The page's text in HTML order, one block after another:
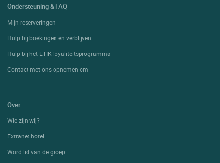
Ondersteuning & FAQ
Mijn reserveringen
Hulp bij boekingen en verblijven
Hulp bij het ETIK loyaliteitsprogramma
Contact met ons opnemen om
Over
Wie zijn wij?
Extranet hotel
Word lid van de groep